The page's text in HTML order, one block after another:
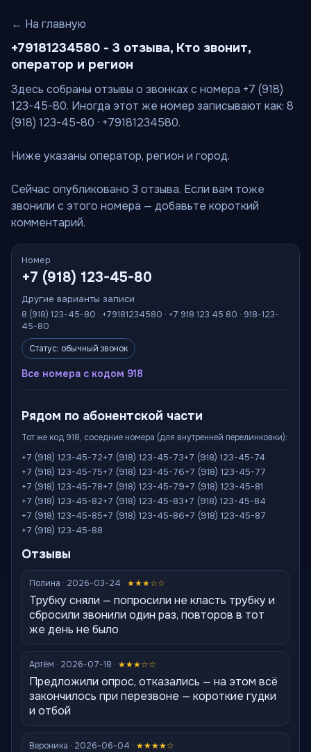
← На главную
+79181234580 - 3 отзыва, Кто звонит,
оператор и регион
Здесь собраны отзывы о звонках с номера +7 (918)
123-45-80. Иногда этот же номер записывают как: 8
(918) 123-45-80 · +79181234580.
Ниже указаны оператор, регион и город.
Сейчас опубликовано 3 отзыва. Если вам тоже
звонили с этого номера — добавьте короткий
комментарий.
Номер
+7 (918) 123-45-80
Другие варианты записи
8 (918) 123-45-80 · +79181234580 · +7 918 123 45 80 · 918-123-
45-80
Статус: обычный звонок
Все номера с кодом 918
Рядом по абонентской части
Тот же код 918, соседние номера (для внутренней перелинковки):
+7 (918) 123-45-72+7 (918) 123-45-73+7 (918) 123-45-74
+7 (918) 123-45-75+7 (918) 123-45-76+7 (918) 123-45-77
+7 (918) 123-45-78+7 (918) 123-45-79+7 (918) 123-45-81
+7 (918) 123-45-82+7 (918) 123-45-83+7 (918) 123-45-84
+7 (918) 123-45-85+7 (918) 123-45-86+7 (918) 123-45-87
+7 (918) 123-45-88
Отзывы
Полина · 2026-03-24 · ★★★☆☆
Трубку сняли — попросили не класть трубку и
сбросили звонили один раз, повторов в тот
же день не было
Артём · 2026-07-18 · ★★★☆☆
Предложили опрос, отказались — на этом всё
закончилось при перезвоне — короткие гудки
и отбой
Вероника · 2026-06-04 · ★★★★☆